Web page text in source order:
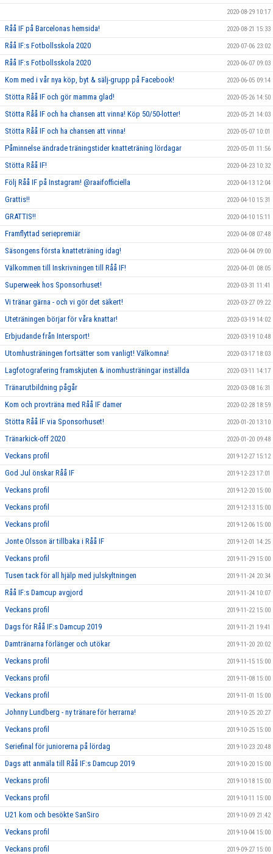
2020-08-29 10:17
Råå IF på Barcelonas hemsida! 2020-08-21 15:33
Råå IF:s Fotbollsskola 2020 2020-07-06 23:02
Råå IF:s Fotbollsskola 2020 2020-06-07 09:03
Kom med i vår nya köp, byt & sälj-grupp på Facebook! 2020-06-05 09:14
Stötta Råå IF och gör mamma glad! 2020-05-26 14:50
Stötta Råå IF och ha chansen att vinna! Köp 50/50-lotter! 2020-05-21 14:03
Stötta Råå IF och ha chansen att vinna! 2020-05-07 10:01
Påminnelse ändrade träningstider knatteträning lördagar 2020-05-01 11:56
Stötta Råå IF! 2020-04-23 10:32
Följ Råå IF på Instagram! @raaifofficiella 2020-04-13 12:04
Grattis!! 2020-04-10 15:31
GRATTIS!! 2020-04-10 15:11
Framflyttad seriepremiär 2020-04-08 07:48
Säsongens första knatteträning idag! 2020-04-04 09:00
Välkommen till Inskrivningen till Råå IF! 2020-04-01 08:05
Superweek hos Sponsorhuset! 2020-03-31 11:41
Vi tränar gärna - och vi gör det säkert! 2020-03-27 09:22
Uteträningen börjar för våra knattar! 2020-03-19 14:02
Erbjudande från Intersport! 2020-03-19 10:48
Utomhusträningen fortsätter som vanligt! Välkomna! 2020-03-17 18:03
Lagfotografering framskjuten & inomhusträningar inställda 2020-03-11 14:17
Tränarutbildning pågår 2020-03-08 16:31
Kom och provträna med Råå IF damer 2020-02-28 18:59
Stötta Råå IF via Sponsorhuset! 2020-01-20 13:10
Tränarkick-off 2020 2020-01-20 09:48
Veckans profil 2019-12-27 15:12
God Jul önskar Råå IF 2019-12-23 17:01
Veckans profil 2019-12-20 15:00
Veckans profil 2019-12-13 15:00
Veckans profil 2019-12-06 15:00
Jonte Olsson är tillbaka i Råå IF 2019-12-01 14:25
Veckans profil 2019-11-29 15:00
Tusen tack för all hjälp med julskyltningen 2019-11-24 20:34
Råå IF:s Damcup avgjord 2019-11-24 10:07
Veckans profil 2019-11-22 15:00
Dags för Råå IF:s Damcup 2019 2019-11-21 19:41
Damtränarna förlänger och utökar 2019-11-20 20:02
Veckans profil 2019-11-15 15:00
Veckans profil 2019-11-08 15:00
Veckans profil 2019-11-01 15:00
Johnny Lundberg - ny tränare för herrarna! 2019-10-25 20:27
Veckans profil 2019-10-25 15:00
Seriefinal för juniorerna på lördag 2019-10-23 20:48
Dags att anmäla till Råå IF:s Damcup 2019 2019-10-20 15:00
Veckans profil 2019-10-18 15:00
Veckans profil 2019-10-11 15:00
U21 kom och besökte SanSiro 2019-10-09 21:42
Veckans profil 2019-10-04 15:00
Veckans profil 2019-09-27 15:00